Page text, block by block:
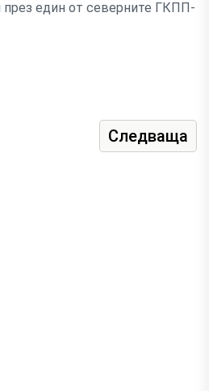
през един от северните ГКПП-
Следваща